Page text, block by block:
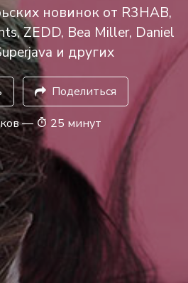
новинок от R3HAB,
ZEDD, Bea Miller, Daniel
и других
Поделиться
— 25 минут